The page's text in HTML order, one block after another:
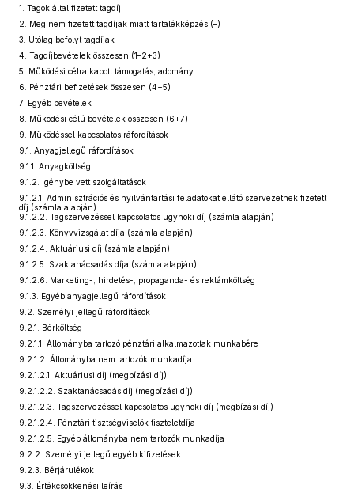
1. Tagok által fizetett tagdíj
2. Meg nem fizetett tagdíjak miatt tartalékképzés (–)
3. Utólag befolyt tagdíjak
4. Tagdíjbevételek összesen (1–2+3)
5. Működési célra kapott támogatás, adomány
6. Pénztári befizetések összesen (4+5)
7. Egyéb bevételek
8. Működési célú bevételek összesen (6+7)
9. Működéssel kapcsolatos ráfordítások
9.1. Anyagjellegű ráfordítások
9.1.1. Anyagköltség
9.1.2. Igénybe vett szolgáltatások
9.1.2.1. Adminisztrációs és nyilvántartási feladatokat ellátó szervezetnek fizetett
díj (számla alapján)
9.1.2.2. Tagszervezéssel kapcsolatos ügynöki díj (számla alapján)
9.1.2.3. Könyvvizsgálat díja (számla alapján)
9.1.2.4. Aktuáriusi díj (számla alapján)
9.1.2.5. Szaktanácsadás díja (számla alapján)
9.1.2.6. Marketing-, hirdetés-, propaganda- és reklámköltség
9.1.3. Egyéb anyagjellegű ráfordítások
9.2. Személyi jellegű ráfordítások
9.2.1. Bérköltség
9.2.1.1. Állományba tartozó pénztári alkalmazottak munkabére
9.2.1.2. Állományba nem tartozók munkadíja
9.2.1.2.1. Aktuáriusi díj (megbízási díj)
9.2.1.2.2. Szaktanácsadás díj (megbízási díj)
9.2.1.2.3. Tagszervezéssel kapcsolatos ügynöki díj (megbízási díj)
9.2.1.2.4. Pénztári tisztségviselők tiszteletdíja
9.2.1.2.5. Egyéb állományba nem tartozók munkadíja
9.2.2. Személyi jellegű egyéb kifizetések
9.2.3. Bérjárulékok
9.3. Értékcsökkenési leírás